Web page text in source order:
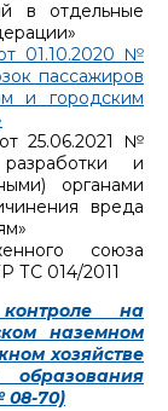
в отдельные
01.10.2020 №
пассажиров
и городским
25.06.2021 №
и
органами
вреда
союза
ТС 014/2011
на
наземном
хозяйстве
08-70)